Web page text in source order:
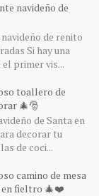
navideño de
de renito
Si hay una
el primer vis...
toallero de
🎄🎅
de Santa en
decorar tu
de coci...
camino de mesa
en fieltro 🎄❤️